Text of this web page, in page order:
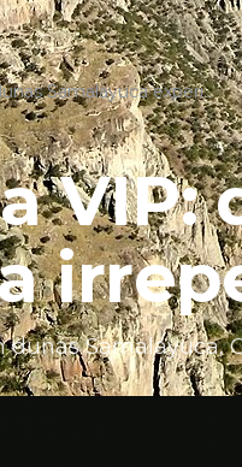
Samalayuca experi…
VIP:
Samalayuca,